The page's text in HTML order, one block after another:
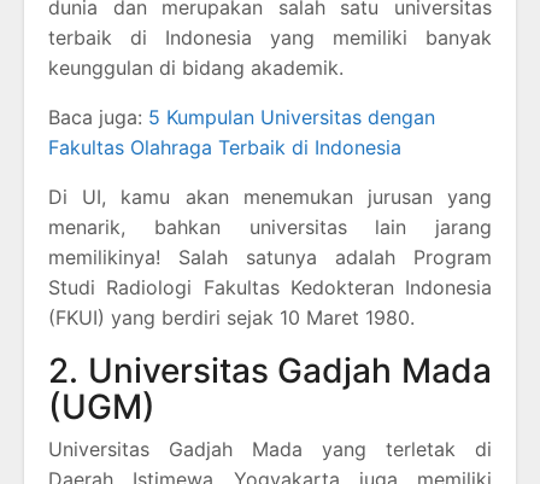
dunia dan merupakan salah satu universitas
terbaik di Indonesia yang memiliki banyak
keunggulan di bidang akademik.
Baca juga: 5 Kumpulan Universitas dengan
Fakultas Olahraga Terbaik di Indonesia
Di UI, kamu akan menemukan jurusan yang
menarik, bahkan universitas lain jarang
memilikinya! Salah satunya adalah Program
Studi Radiologi Fakultas Kedokteran Indonesia
(FKUI) yang berdiri sejak 10 Maret 1980.
2. Universitas Gadjah Mada
(UGM)
Universitas Gadjah Mada yang terletak di
Daerah Istimewa Yogyakarta juga memiliki